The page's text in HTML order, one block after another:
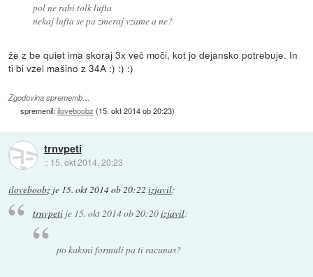
pol ne rabi tolk lufta
nekaj lufta se pa zmeraj vzame a ne?
že z be quiet ima skoraj 3x več moči, kot jo dejansko potrebuje. In
ti bi vzel mašino z 34A :) :) :)
Zgodovina sprememb…
spremenil:iloveboobz (15. okt 2014 ob 20:23)
trnvpeti
:: 15. okt 2014, 20:23
iloveboobz je 15. okt 2014 ob 20:22 izjavil:
trnvpetije 15. okt 2014 ob 20:20izjavil:
po kaksni formuli pa ti racunas?